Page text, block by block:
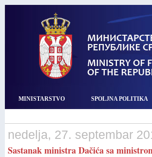
MINISTARSTVO SPOLJNA POLITIKA
nedelja, 27. septembar
Sastanak ministra Dačića sa